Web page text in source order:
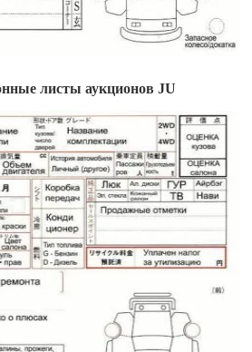
листы аукционов JU